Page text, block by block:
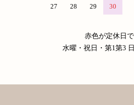
27 28 29 30
赤色が定休日
水曜・祝日・第1第3